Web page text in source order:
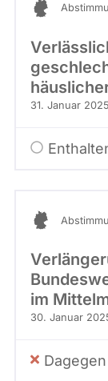
31. Januar 2025
im
30. Januar